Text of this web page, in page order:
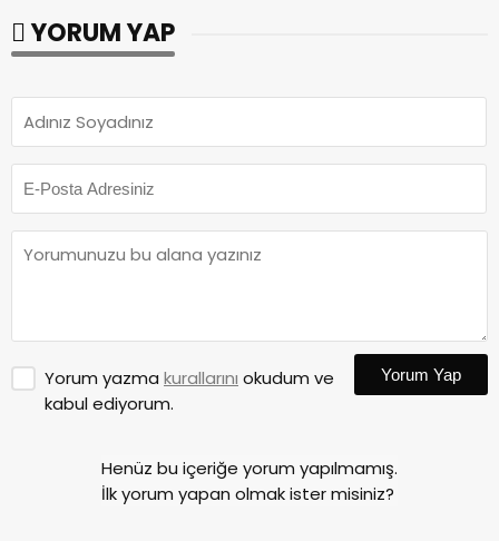
YORUM YAP
Yorum yazma kurallarını okudum ve
kabul ediyorum.
Yorum Yap
Henüz bu içeriğe yorum yapılmamış.
İlk yorum yapan olmak ister misiniz?